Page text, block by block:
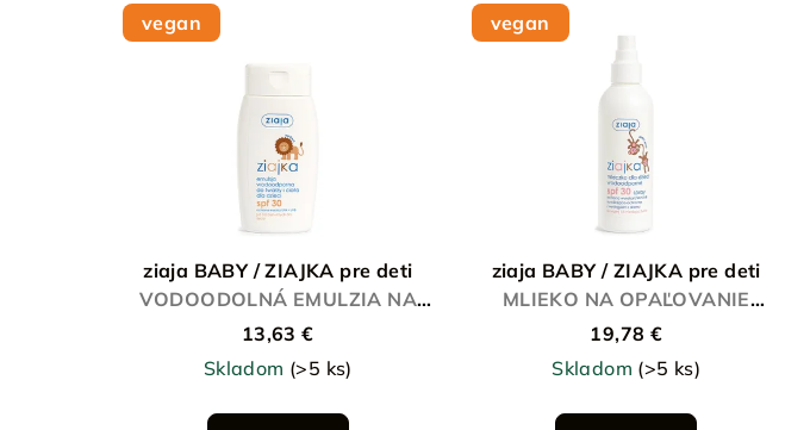
vegan
ziaja BABY / ZIAJKA pre deti
VODOODOLNÁ EMULZIA NA
OPAĽOVANIE SPF30
13,63 €
Skladom (>5 ks)
vegan
ziaja BABY / ZIAJKA pre deti
MLIEKO NA OPAĽOVANIE
SPF30
19,78 €
Skladom (>5 ks)